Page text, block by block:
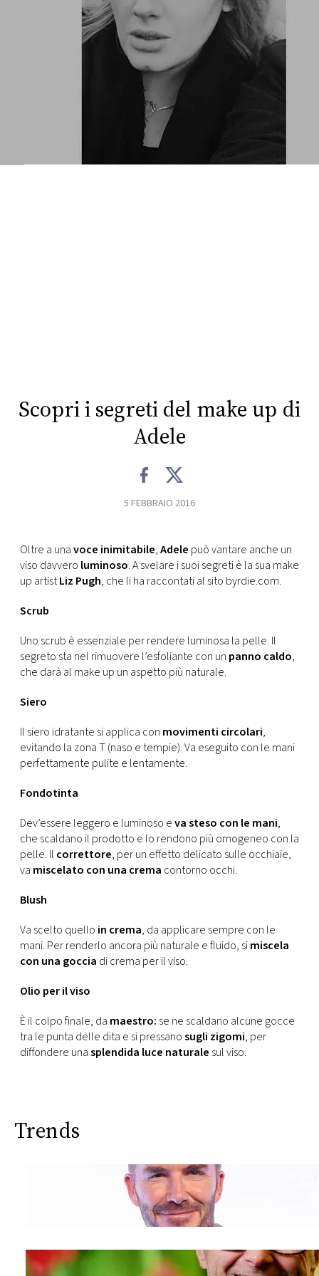
Scopri i segreti del make up di
Adele
5 FEBBRAIO 2016
Oltre a unavoce inimitabile,Adele può vantare anche un
viso davvero luminoso. A svelare i suoi segreti è la sua make
up artistLiz Pugh, che li ha raccontati al sito byrdie.com.
Scrub
Uno scrub è essenziale per rendere luminosa la pelle. Il
segreto sta nel rimuovere l’esfoliante con un panno caldo,
che darà al make up un aspetto più naturale.
Siero
Il siero idratante si applica con movimenti circolari,
evitando la zona T (naso e tempie). Va eseguito con le mani
perfettamente pulite e lentamente.
Fondotinta
Dev’essere leggero e luminoso eva steso con le mani,
che scaldano il prodotto e lo rendono più omogeneo con la
pelle. Il correttore, per un effetto delicato sulle occhiaie,
va miscelato con una crema contorno occhi.
Blush
Va scelto quello in crema, da applicare sempre con le
mani. Per renderlo ancora più naturale e fluido, simiscela
con una goccia di crema per il viso.
Olio per il viso
È il colpo finale, da maestro: se ne scaldano alcune gocce
tra le punta delle dita e si pressanosugli zigomi, per
diffondere unasplendida luce naturale sul viso.
Trends